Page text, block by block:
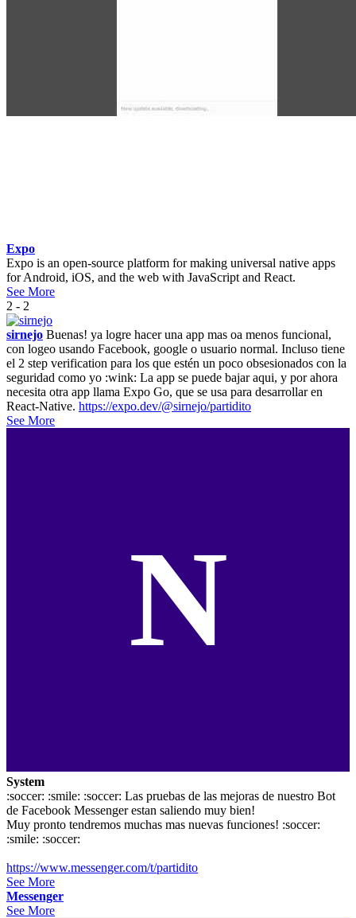
Expo
Expo is an open-source platform for making universal native apps
for Android, iOS, and the web with JavaScript and React.
See More
2 - 2
sirnejo Buenas! ya logre hacer una app mas oa menos funcional,
con logeo usando Facebook, google o usuario normal. Incluso tiene
el 2 step verification para los que estén un poco obsesionados con la
seguridad como yo :wink: La app se puede bajar aqui, y por ahora
necesita otra app llama Expo Go, que se usa para desarrollar en
React-Native. https://expo.dev/@sirnejo/partidito
See More
N
System
:soccer: :smile: :soccer: Las pruebas de las mejoras de nuestro Bot
de Facebook Messenger estan saliendo muy bien!
Muy pronto tendremos muchas mas nuevas funciones! :soccer:
:smile: :soccer:
https://www.messenger.com/t/partidito
See More
Messenger
See More